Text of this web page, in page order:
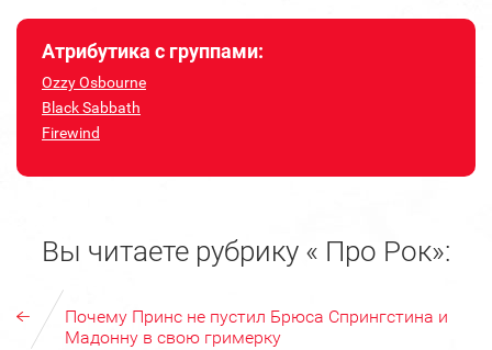
Атрибутика с группами:
Ozzy Osbourne
Black Sabbath
Firewind
Вы читаете рубрику « Про Рок»:
Почему Принс не пустил Брюса Спрингстина и
Мадонну в свою гримерку